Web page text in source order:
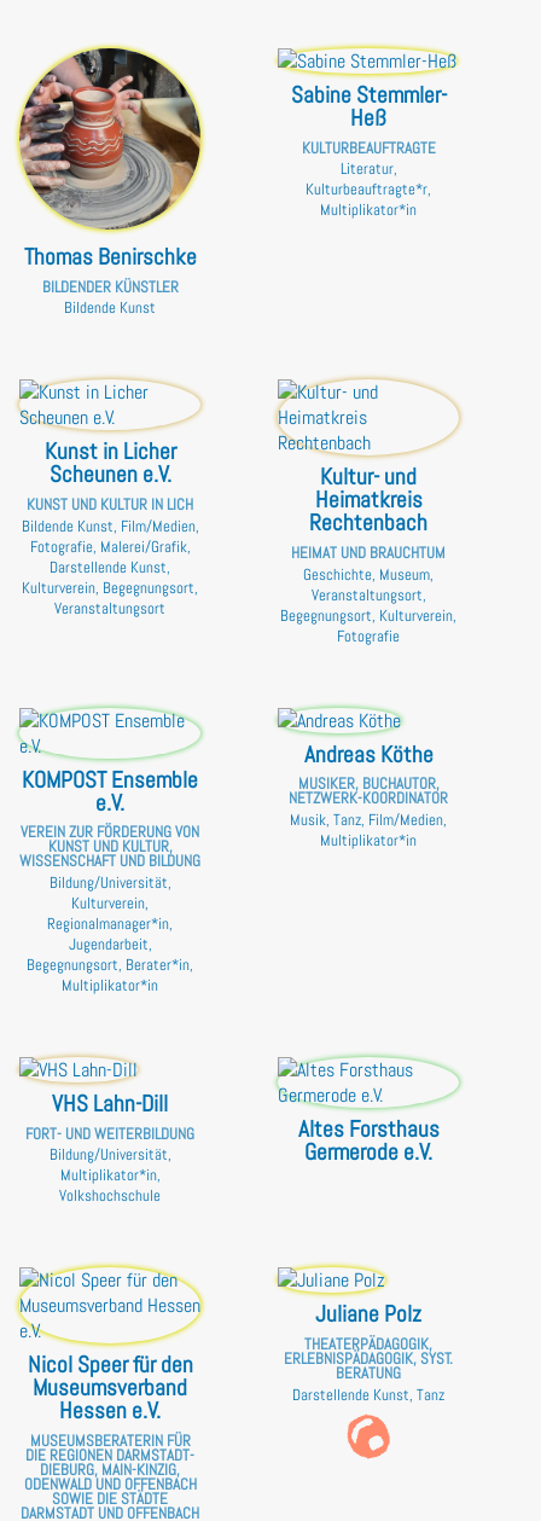
Thomas Benirschke
BILDENDER KÜNSTLER
Bildende Kunst
Sabine Stemmler-
Heß
KULTURBEAUFTRAGTE
Literatur,
Kulturbeauftragte*r,
Multiplikator*in
Kunst in Licher
Scheunen e.V.
KUNST UND KULTUR IN LICH
Bildende Kunst, Film/Medien,
Fotografie, Malerei/Grafik,
Darstellende Kunst,
Kulturverein, Begegnungsort,
Veranstaltungsort
Kultur- und
Heimatkreis
Rechtenbach
HEIMAT UND BRAUCHTUM
Geschichte, Museum,
Veranstaltungsort,
Begegnungsort, Kulturverein,
Fotografie
KOMPOST Ensemble
e.V.
VEREIN ZUR FÖRDERUNG VON
KUNST UND KULTUR,
WISSENSCHAFT UND BILDUNG
Bildung/Universität,
Kulturverein,
Regionalmanager*in,
Jugendarbeit,
Begegnungsort, Berater*in,
Multiplikator*in
Andreas Köthe
MUSIKER, BUCHAUTOR,
NETZWERK-KOORDINATOR
Musik, Tanz, Film/Medien,
Multiplikator*in
VHS Lahn-Dill
FORT- UND WEITERBILDUNG
Bildung/Universität,
Multiplikator*in,
Volkshochschule
Altes Forsthaus
Germerode e.V.
Nicol Speer für den
Museumsverband
Hessen e.V.
MUSEUMSBERATERIN FÜR
DIE REGIONEN DARMSTADT-
DIEBURG, MAIN-KINZIG,
ODENWALD UND OFFENBACH
SOWIE DIE STÄDTE
DARMSTADT UND OFFENBACH
Juliane Polz
THEATERPÄDAGOGIK,
ERLEBNISPÄDAGOGIK, SYST.
BERATUNG
Darstellende Kunst, Tanz